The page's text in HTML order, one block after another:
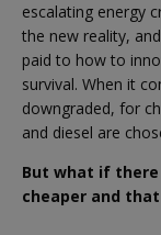
escalating energy
the new reality,
paid to how to
survival. When it
downgraded, for
and diesel are
But what if
cheaper and